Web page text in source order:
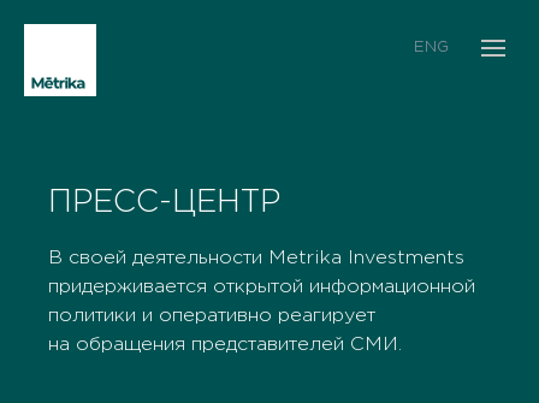
ПРЕСС-ЦЕНТР
В своей деятельности Metrika Investments
придерживается открытой информационной
политики и оперативно реагирует
на обращения представителей СМИ.
ENG